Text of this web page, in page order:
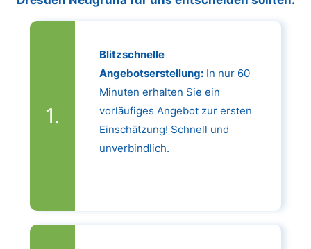
Blitzschnelle
Angebotserstellung:In nur 60
Minuten erhalten Sie ein
vorläufiges Angebot zur ersten
Einschätzung! Schnell und
unverbindlich.